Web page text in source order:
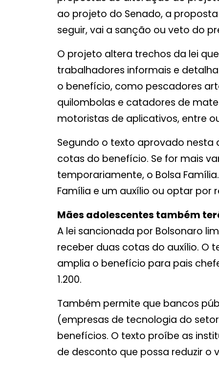
ao projeto do Senado, a
seguir, vai a sanção ou veto do
O projeto altera trechos da lei
trabalhadores informais e
o benefício, como pescadores
quilombolas e catadores de
motoristas de aplicativos, entre
Segundo o texto aprovado
cotas do benefício. Se for mais
temporariamente, o Bolsa
Família e um auxílio ou optar por
Mães adolescentes também
A lei sancionada por Bolsonaro
receber duas cotas do auxílio. O
amplia o benefício para pais
1.200.
Também permite que bancos
(empresas de tecnologia do
benefícios. O texto proíbe as
de desconto que possa reduzir o